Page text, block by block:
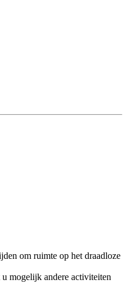
om ruimte op het draadloze
u mogelijk andere activiteiten